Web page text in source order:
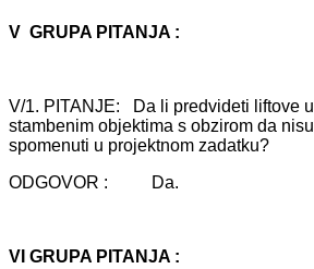
V GRUPA PITANJA :
V/1. PITANJE: Dа li predvideti liftove u
stаmbenim objektimа s obzirom dа nisu
spomenuti u projektnom zаdаtku?
ODGOVOR : Dа.
VI GRUPA PITANJA :